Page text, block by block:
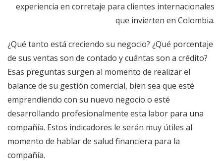
experiencia en corretaje para clientes internacionales
que invierten en Colombia.
¿Qué tanto está creciendo su negocio? ¿Qué porcentaje
de sus ventas son de contado y cuántas son a crédito?
Esas preguntas surgen al momento de realizar el
balance de su gestión comercial, bien sea que esté
emprendiendo con su nuevo negocio o esté
desarrollando profesionalmente esta labor para una
compañía. Estos indicadores le serán muy útiles al
momento de hablar de salud financiera para la
compañía.